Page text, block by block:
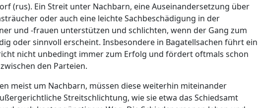
(rus). Ein Streit unter Nachbarn, eine Auseinandersetzung über
oder auch eine leichte Sachbeschädigung in der
und -frauen unterstützen und schlichten, wenn der Gang zum
oder sinnvoll erscheint. Insbesondere in Bagatellsachen führt ein
nicht unbedingt immer zum Erfolg und fördert oftmals schon
den Parteien.
meist um Nachbarn, müssen diese weiterhin miteinander
Streitschlichtung, wie sie etwa das Schiedsamt